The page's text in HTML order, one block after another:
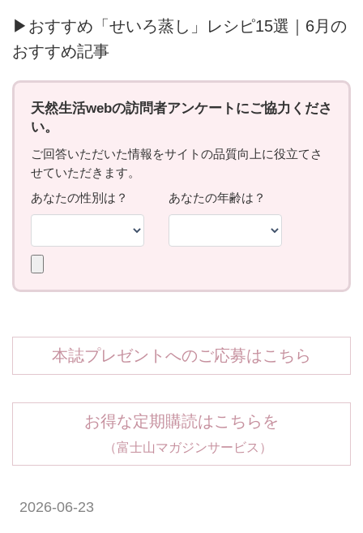
▶おすすめ「せいろ蒸し」レシピ15選｜6月の
おすすめ記事
本誌プレゼントへのご応募はこちら
お得な定期購読はこちらを
（富士山マガジンサービス）
2026-06-23